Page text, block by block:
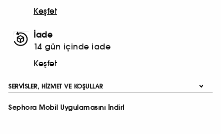
Keşfet
İade
14 gün içinde iade
Keşfet
SERVISLER, HIZMET VE KOŞULLAR
Sephora Mobil Uygulamasını İndir!